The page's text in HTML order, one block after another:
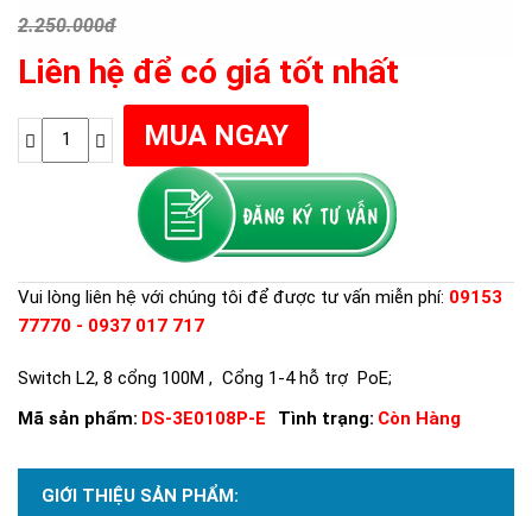
2.250.000đ
Liên hệ để có giá tốt nhất
Vui lòng liên hệ với chúng tôi để được tư vấn miễn phí: 09153
77770 - 0937 017 717
Switch L2, 8 cổng 100M , Cổng 1-4 hỗ trợ PoE;
Mã sản phẩm: DS-3E0108P-E Tình trạng: Còn Hàng
GIỚI THIỆU SẢN PHẨM: